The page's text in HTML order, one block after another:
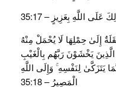
عَلَى اللَّهِ بِعَزِيزٍ – 35:17
إِلَىٰ حِمْلِهَا لَا يُحْمَلْ مِنْهُ
يَخْشَوْنَ رَبَّهُم بِالْغَيْبِ
يَتَزَكَّىٰ لِنَفْسِهِ ۚ وَإِلَى اللَّهِ
الْمَصِيرُ – 35:18